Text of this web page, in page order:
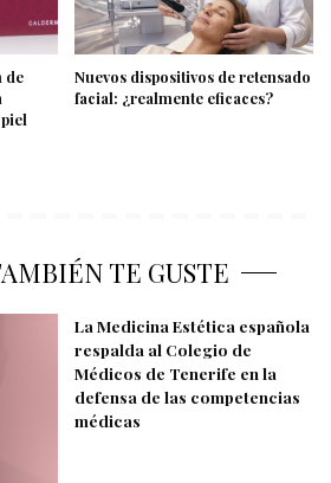
de
Nuevos dispositivos de retensado
facial: ¿realmente eficaces?
TE GUSTE
La Medicina Estética española
respalda al Colegio de
Médicos de Tenerife en la
defensa de las competencias
médicas